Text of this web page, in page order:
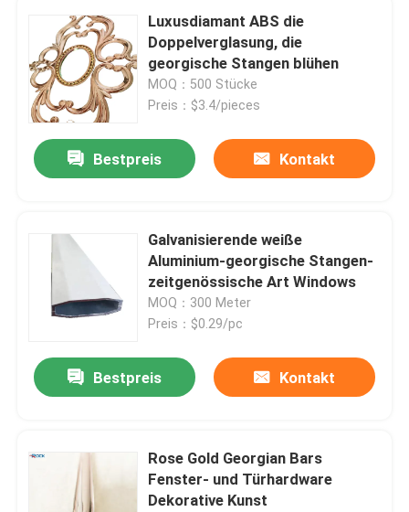
Luxusdiamant ABS die
Doppelverglasung, die
georgische Stangen blühen
MOQ：500 Stücke
Preis：$3.4/pieces
Bestpreis Kontakt
Galvanisierende weiße
Aluminium-georgische Stangen-
zeitgenössische Art Windows
MOQ：300 Meter
Preis：$0.29/pc
Bestpreis Kontakt
Rose Gold Georgian Bars
Fenster- und Türhardware
Dekorative Kunst